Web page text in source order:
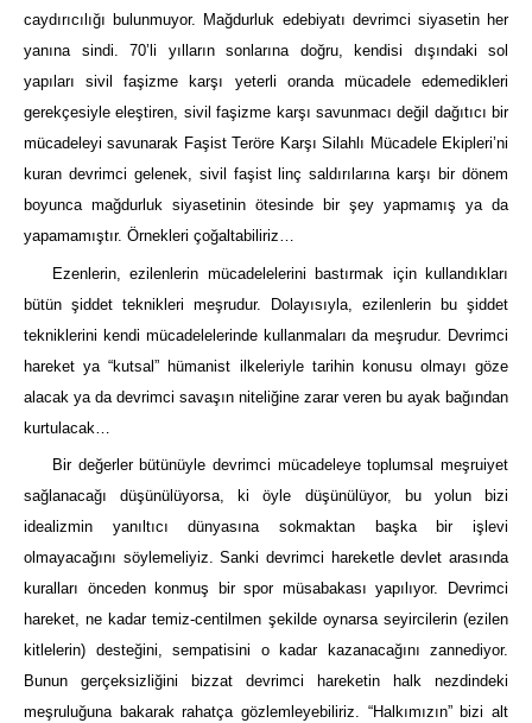
caydırıcılığı bulunmuyor. Mağdurluk edebiyatı devrimci siyasetin her
yanına sindi. 70’li yılların sonlarına doğru, kendisi dışındaki sol
yapıları sivil faşizme karşı yeterli oranda mücadele edemedikleri
gerekçesiyle eleştiren, sivil faşizme karşı savunmacı değil dağıtıcı bir
mücadeleyi savunarak Faşist Teröre Karşı Silahlı Mücadele Ekipleri’ni
kuran devrimci gelenek, sivil faşist linç saldırılarına karşı bir dönem
boyunca mağdurluk siyasetinin ötesinde bir şey yapmamış ya da
yapamamıştır. Örnekleri çoğaltabiliriz…
Ezenlerin, ezilenlerin mücadelelerini bastırmak için kullandıkları
bütün şiddet teknikleri meşrudur. Dolayısıyla, ezilenlerin bu şiddet
tekniklerini kendi mücadelelerinde kullanmaları da meşrudur. Devrimci
hareket ya “kutsal” hümanist ilkeleriyle tarihin konusu olmayı göze
alacak ya da devrimci savaşın niteliğine zarar veren bu ayak bağından
kurtulacak…
Bir değerler bütünüyle devrimci mücadeleye toplumsal meşruiyet
sağlanacağı düşünülüyorsa, ki öyle düşünülüyor, bu yolun bizi
idealizmin yanıltıcı dünyasına sokmaktan başka bir işlevi
olmayacağını söylemeliyiz. Sanki devrimci hareketle devlet arasında
kuralları önceden konmuş bir spor müsabakası yapılıyor. Devrimci
hareket, ne kadar temiz-centilmen şekilde oynarsa seyircilerin (ezilen
kitlelerin) desteğini, sempatisini o kadar kazanacağını zannediyor.
Bunun gerçeksizliğini bizzat devrimci hareketin halk nezdindeki
meşruluğuna bakarak rahatça gözlemleyebiliriz. “Halkımızın” bizi alt